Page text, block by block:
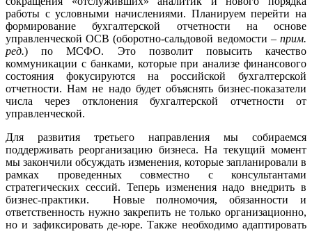
работы с условными начислениями. Планируем перейти на
формирование бухгалтерской отчетности на основе
управленческой ОСВ (оборотно-сальдовой ведомости – прим.
ред.) по МСФО. Это позволит повысить качество
коммуникации с банками, которые при анализе финансового
состояния фокусируются на российской бухгалтерской
отчетности. Нам не надо будет объяснять бизнес-показатели
числа через отклонения бухгалтерской отчетности от
управленческой.
Для развития третьего направления мы собираемся
поддерживать реорганизацию бизнеса. На текущий момент
мы закончили обсуждать изменения, которые запланировали в
рамках проведенных совместно с консультантами
стратегических сессий. Теперь изменения надо внедрить в
бизнес-практики. Новые полномочия, обязанности и
ответственность нужно закрепить не только организационно,
но и зафиксировать де-юре. Также необходимо адаптировать